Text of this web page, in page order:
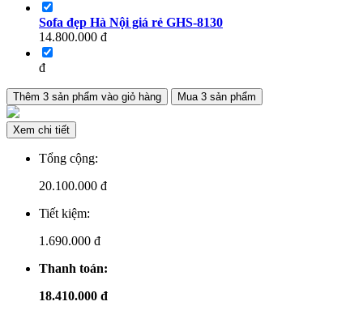
Sofa đẹp Hà Nội giá rẻ GHS-8130
14.800.000 đ
đ
Thêm 3 sản phẩm vào giỏ hàng Mua 3 sản phẩm
Xem chi tiết
Tổng cộng:
20.100.000 đ
Tiết kiệm:
1.690.000 đ
Thanh toán:
18.410.000 đ